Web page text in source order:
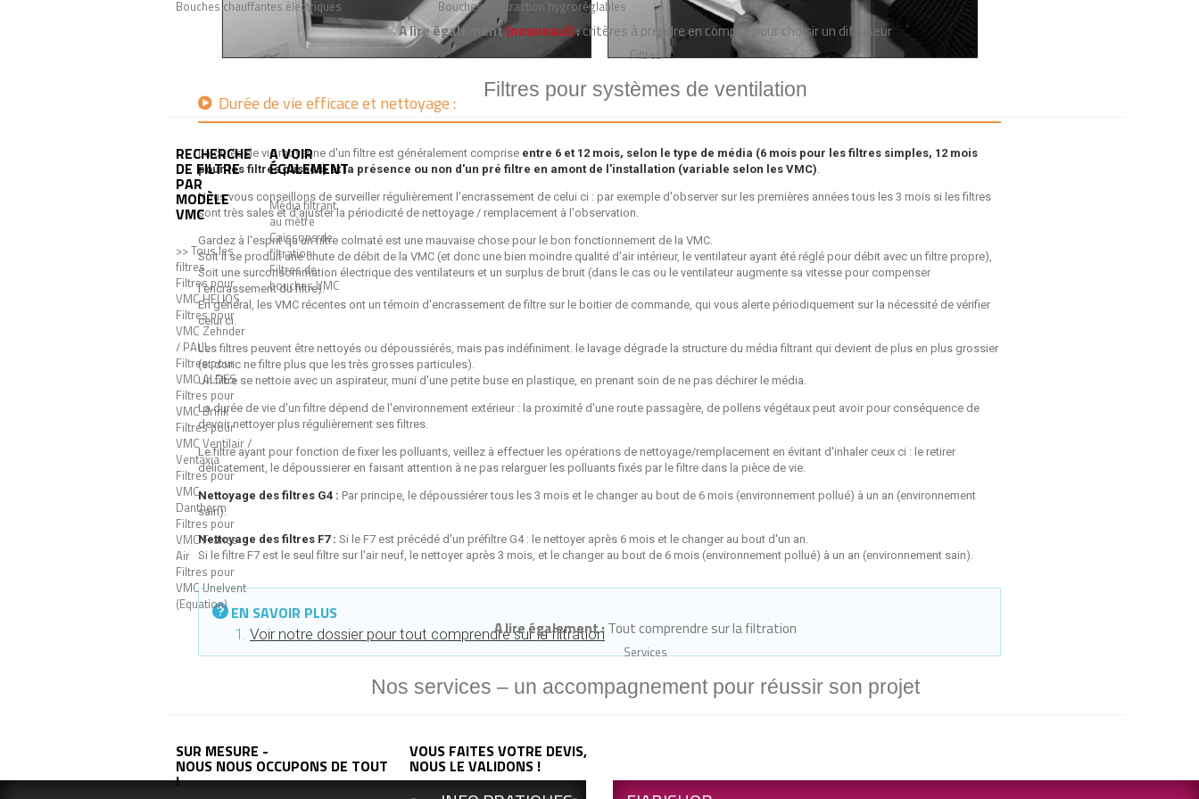
Bouches chauffantes électriques
Bouches d'extraction hygroréglables
A lire également(nouveau!):critères à prendre en compte pour choisir un diffuseur
Filtres
Filtres pour systèmes de ventilation
RECHERCHE
DE FILTRE
PAR
MODÈLE
VMC
>> Tous les
filtres
Filtres pour
VMC HELIOS
Filtres pour
VMC Zehnder
/ PAUL
Filtres pour
VMC ALDES
Filtres pour
VMC Brink
Filtres pour
VMC Ventilair /
Ventaxia
Filtres pour
VMC
Dantherm
Filtres pour
VMC France
Air
Filtres pour
VMC Unelvent
(Equation)
A VOIR
ÉGALEMENT
Média filtrant
au mètre
Caissons de
filtration
Filtres de
bouches VMC
A lire également : Tout comprendre sur la filtration
Services
Nos services – un accompagnement pour réussir son projet
SUR MESURE -
NOUS NOUS OCCUPONS DE TOUT
!
VOUS FAITES VOTRE DEVIS,
NOUS LE VALIDONS !
Durée de vie efficace et nettoyage :
La durée de vie moyenne d'un filtre est généralement comprise entre 6 et 12 mois, selon le type de média (6 mois pour les filtres simples, 12 mois
pour les filtres plissés) et la présence ou non d'un pré filtre en amont de l'installation (variable selon les VMC).
Nous vous conseillons de surveiller régulièrement l'encrassement de celui ci : par exemple d'observer sur les premières années tous les 3 mois si les filtres
sont très sales et d'ajuster la périodicité de nettoyage / remplacement à l'observation.
Gardez à l'esprit qu'un filtre colmaté est une mauvaise chose pour le bon fonctionnement de la VMC.
Soit il se produit une chute de débit de la VMC (et donc une bien moindre qualité d'air intérieur, le ventilateur ayant été réglé pour débit avec un filtre propre),
Soit une surconsommation électrique des ventilateurs et un surplus de bruit (dans le cas ou le ventilateur augmente sa vitesse pour compenser
l'encrassement du filtre).
En général, les VMC récentes ont un témoin d'encrassement de filtre sur le boitier de commande, qui vous alerte périodiquement sur la nécessité de vérifier
celui ci.
Les filtres peuvent être nettoyés ou dépoussiérés, mais pas indéfiniment. le lavage dégrade la structure du média filtrant qui devient de plus en plus grossier
(et donc ne filtre plus que les très grosses particules).
Un filtre se nettoie avec un aspirateur, muni d'une petite buse en plastique, en prenant soin de ne pas déchirer le média.
La durée de vie d'un filtre dépend de l'environnement extérieur : la proximité d'une route passagère, de pollens végétaux peut avoir pour conséquence de
devoir nettoyer plus régulièrement ses filtres.
Le filtre ayant pour fonction de fixer les polluants, veillez à effectuer les opérations de nettoyage/remplacement en évitant d'inhaler ceux ci : le retirer
délicatement, le dépoussierer en faisant attention à ne pas relarguer les polluants fixés par le filtre dans la pièce de vie.
Nettoyage des filtres G4 : Par principe, le dépoussiérer tous les 3 mois et le changer au bout de 6 mois (environnement pollué) à un an (environnement
sain).
Nettoyage des filtres F7 : Si le F7 est précédé d'un préfiltre G4 : le nettoyer après 6 mois et le changer au bout d'un an.
Si le filtre F7 est le seul filtre sur l'air neuf, le nettoyer après 3 mois, et le changer au bout de 6 mois (environnement pollué) à un an (environnement sain).
EN SAVOIR PLUS
Voir notre dossier pour tout comprendre sur la filtration